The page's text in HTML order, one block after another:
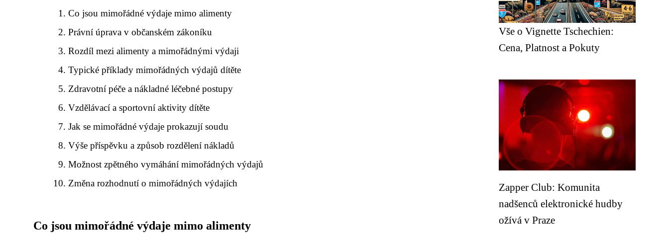
Co jsou mimořádné výdaje mimo alimenty
Právní úprava v občanském zákoníku
Rozdíl mezi alimenty a mimořádnými výdaji
Typické příklady mimořádných výdajů dítěte
Zdravotní péče a nákladné léčebné postupy
Vzdělávací a sportovní aktivity dítěte
Jak se mimořádné výdaje prokazují soudu
Výše příspěvku a způsob rozdělení nákladů
Možnost zpětného vymáhání mimořádných výdajů
Změna rozhodnutí o mimořádných výdajích
Co jsou mimořádné výdaje mimo alimenty
Vše o Vignette Tschechien:
Cena, Platnost a Pokuty
Zapper Club: Komunita
nadšenců elektronické hudby
ožívá v Praze